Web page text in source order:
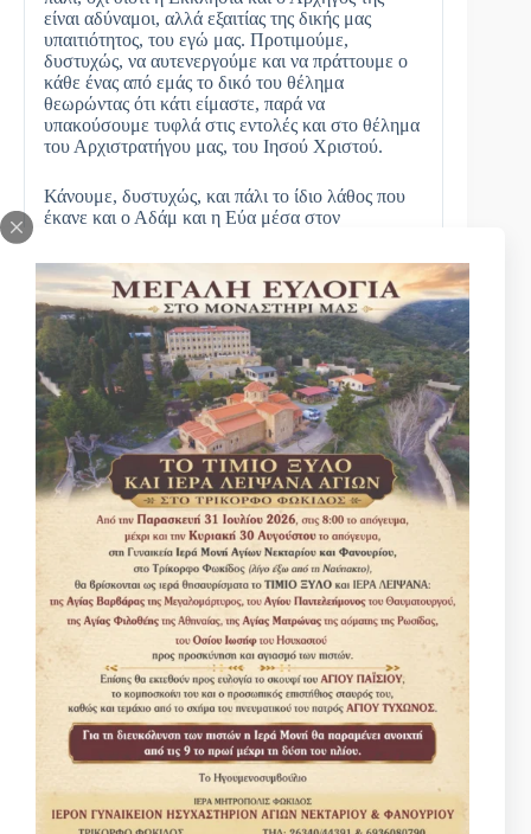
είναι αδύναμοι, αλλά εξαιτίας της δικής μας
υπαιτιότητος, του εγώ μας. Προτιμούμε,
δυστυχώς, να αυτενεργούμε και να πράττουμε ο
κάθε ένας από εμάς το δικό του θέλημα
θεωρώντας ότι κάτι είμαστε, παρά να
υπακούσουμε τυφλά στις εντολές και στο θέλημα
του Αρχιστρατήγου μας, του Ιησού Χριστού.
Κάνουμε, δυστυχώς, και πάλι το ίδιο λάθος που
έκανε και ο Αδάμ και η Εύα μέσα στον
του Χριστού, στην εντολή που τους έδωσε, αλλά
προτίμησαν να κάνουν το δικό τους το θέλημα, με
αποτέλεσμα να εκπέσουν του Φωτός και της
δόξας που είχαν μέσα στον Παράδεισο.
Κάθε παρακοή στο θέλημα του Ιησού Χριστού,
στην εκκλησιαστική γλώσσα ονομάζεται αμαρτία
ή πτώση. Πρέπει δε να γνωρίζουμε ότι ο
άνθρωπος με κάθε παρακοή του τραυματίζει
θανάσιμα την ψυχή του, οδηγώντας τον εαυτό του
στον θάνατο. Επιπλέον εκπίπτοντας ο άνθρωπος
από το θέλημα του Χριστού και πράττοντας το
δικό του θέλημα, διώχνει τον Χριστό, που είναι
το φως της ψυχής του, με αποτέλεσμα να
βυθίζεται αυτή και πάλι στο σκοτάδι. Η πτώση –
αμαρτία χωρίζει τον Θεό από την ψυχή μας.
Φεύγοντας ο Θεός, φεύγει το Φως και
επανέρχεται το σκοτάδι, το οποίο ο άνθρωπος
αδυνατεί να διακρίνει, για να το καθαρίσει. Γι’
αυτό και ο καθημερινός αγώνας, κάθε χριστιανού
μέλους της Εκκλησίας του Χριστού, είναι η
κατάκτηση του Φωτός και η μόνιμη παραμονή
αυτού στην ψυχή του. Μόνο έτσι θα μπορεί να
βλέπει, να αναγνωρίζει και να θεραπεύει τα
τραύματα – αμαρτήματά του, τα οποία του
δημιουργούν οι τρεις προαιώνιοι εχθροί του
πολεμώντας τον αόρατα.